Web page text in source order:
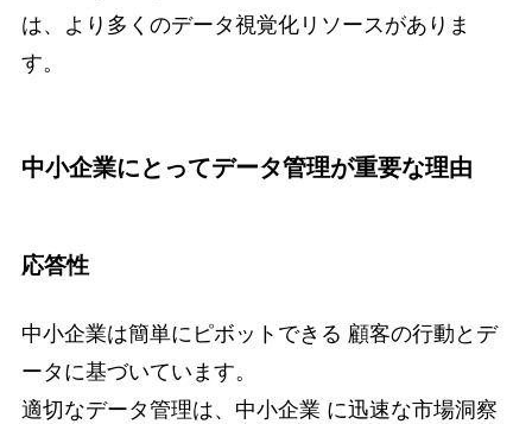
は、より多くのデータ視覚化リソースがありま
す。
中小企業にとってデータ管理が重要な理由
応答性
中小企業は簡単にピボットできる 顧客の行動とデ
ータに基づいています。
適切なデータ管理は、中小企業 に迅速な市場洞察